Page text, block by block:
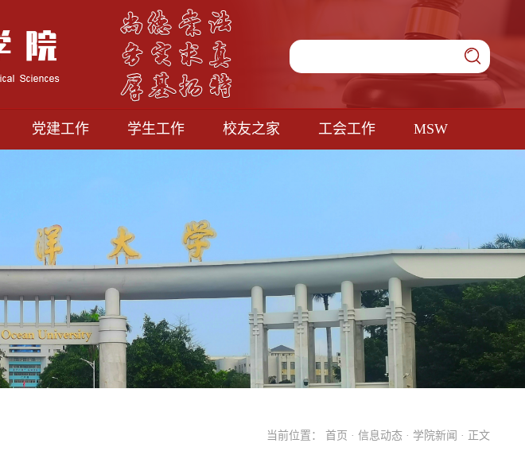
党建工作 学生工作 校友之家 工会工作 MSW
当前位置： 首页 · 信息动态 · 学院新闻 · 正文